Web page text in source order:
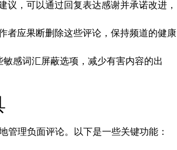
议，可以通过回复表达感谢并承诺改进，
者应果断删除这些评论，保持频道的健康
敏感词汇屏蔽选项，减少有害内容的出
管理负面评论。以下是一些关键功能：